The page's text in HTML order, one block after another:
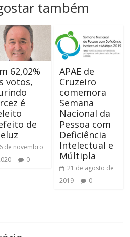
também
62,02%
votos,
é
de
de novembro
0
APAE de
Cruzeiro
comemora
Semana
Nacional da
Pessoa com
Deficiência
Intelectual e
Múltipla
21 de agosto de
2019
0